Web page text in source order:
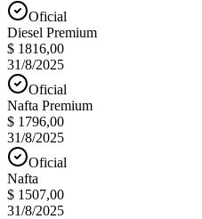
Oficial
Diesel Premium
$ 1816,00
31/8/2025
Oficial
Nafta Premium
$ 1796,00
31/8/2025
Oficial
Nafta
$ 1507,00
31/8/2025